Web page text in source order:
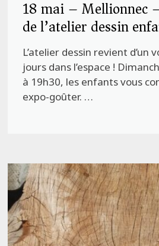
18 mai – Mellionnec
de l’atelier dessin
L’atelier dessin revient d’un
jours dans l’espace !
à 19h30, les enfants vous
expo-goûter. …